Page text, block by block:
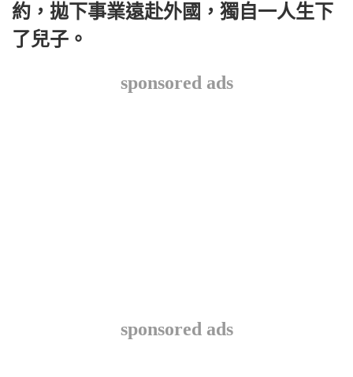
約，拋下事業遠赴外國，獨自一人生下
了兒子。
sponsored ads
sponsored ads